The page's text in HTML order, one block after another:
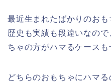
最近生まれたばかりのお
歴史も実績も段違いなの
ちゃの方がハマるケースも
どちらのおもちゃにハマ